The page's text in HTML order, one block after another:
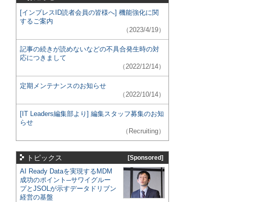
[インプレスID読者会員の皆様へ] 機能強化に関
するご案内
（2023/4/19）
記事の続きが読めないなどの不具合発生時の対
応につきまして
（2022/12/14）
定期メンテナンスのお知らせ
（2022/10/14）
[IT Leaders編集部より] 編集スタッフ募集のお知
らせ
（Recruiting）
トピックス [Sponsored]
AI Ready Dataを実現するMDM
成功のポイント─サワイグルー
プとJSOLが示すデータドリブン
経営の基盤